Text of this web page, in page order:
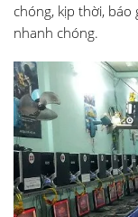
chóng, kịp thời, báo
nhanh chóng.